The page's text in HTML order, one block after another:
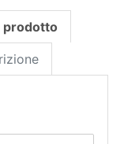
prodotto